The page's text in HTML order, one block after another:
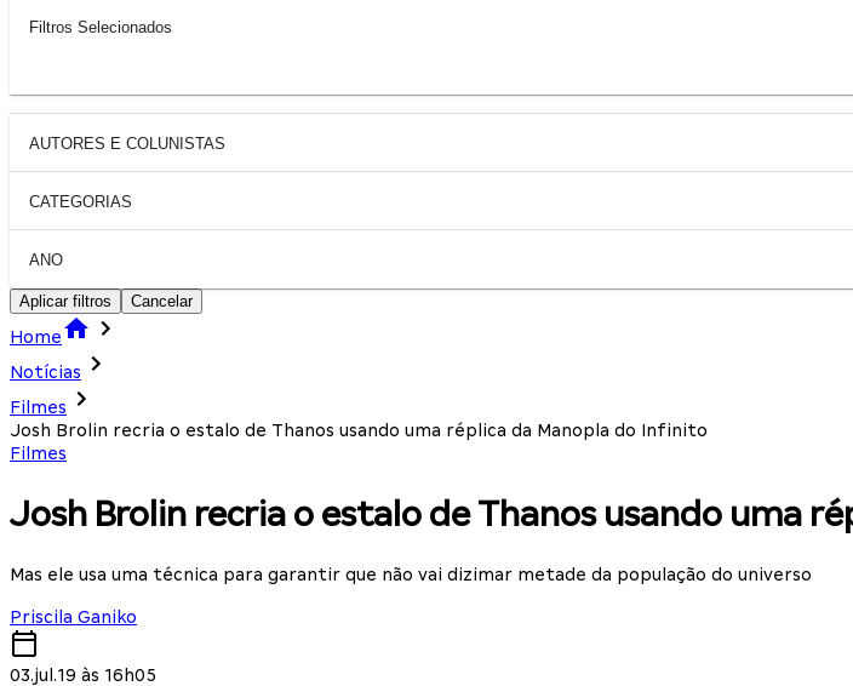
Filtros Selecionados
AUTORES E COLUNISTAS
CATEGORIAS
ANO
Aplicar filtros Cancelar
Home
Notícias
Filmes
Josh Brolin recria o estalo de Thanos usando uma réplica da Manopla do Infinito
Filmes
Josh Brolin recria o estalo de Thanos usando uma
Mas ele usa uma técnica para garantir que não vai dizimar metade da população do universo
Priscila Ganiko
03.jul.19 às 16h05